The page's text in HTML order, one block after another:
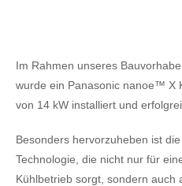
Im Rahmen unseres
wurde ein Panasonic nanoe™ X
von 14 kW installiert und
Besonders hervorzuheben ist
Technologie, die nicht nur für
Kühlbetrieb sorgt, sondern auch